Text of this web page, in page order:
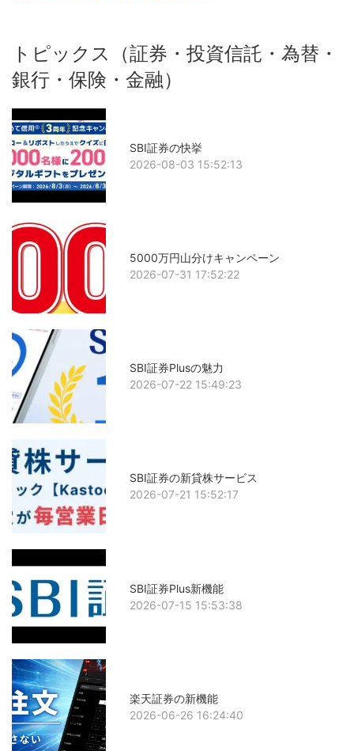
トピックス（証券・投資信託・為替・
銀行・保険・金融）
SBI証券の快挙
2026-08-03 15:52:13
5000万円山分けキャンペーン
2026-07-31 17:52:22
SBI証券Plusの魅力
2026-07-22 15:49:23
SBI証券の新貸株サービス
2026-07-21 15:52:17
SBI証券Plus新機能
2026-07-15 15:53:38
楽天証券の新機能
2026-06-26 16:24:40